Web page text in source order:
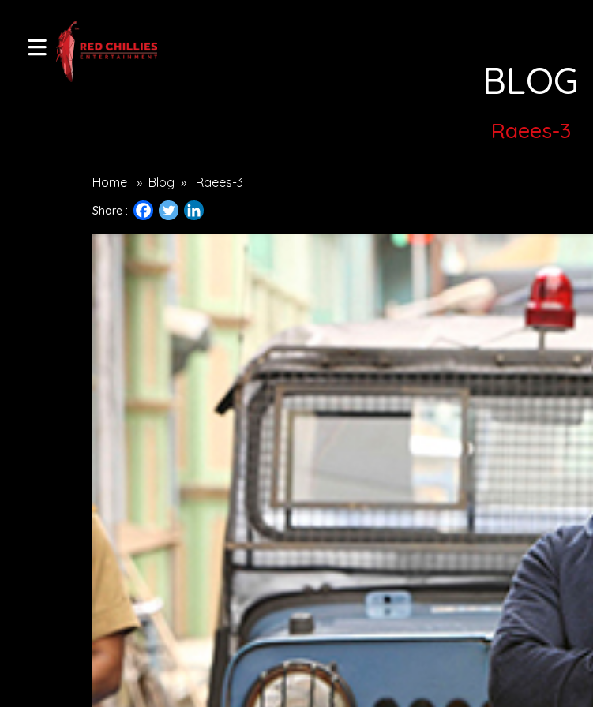
BLOG
Raees-3
Home » Blog » Raees-3
Share :